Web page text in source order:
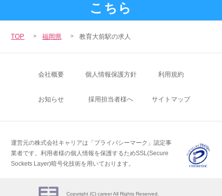
こちら
TOP 福岡県 教育大前駅の求人
会社概要 個人情報保護方針 利用規約
お知らせ 採用担当者様へ サイトマップ
運営元の株式会社キャリアは「プライバシーマーク」認定事
業者です。利用者様の個人情報を保護するためSSL(Secure
Sockets Layer)暗号化技術を用いております。
Copyright (C) career All Rights Reserved.